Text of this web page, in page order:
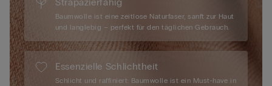
Strapazierfähig
Baumwolle ist eine zeitlose Naturfaser, sanft zur Haut
und langlebig – perfekt für den täglichen Gebrauch.
Essenzielle Schlichtheit
Schlicht und raffiniert: Baumwolle ist ein Must-have in